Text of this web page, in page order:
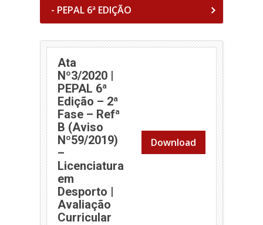
- PEPAL 6ª EDIÇÃO
Ata
Nº3/2020 |
PEPAL 6ª
Edição – 2ª
Fase – Refª
B (Aviso
Nº59/2019)
–
Licenciatura
em
Desporto |
Avaliação
Curricular (abre em nova janela)
Download